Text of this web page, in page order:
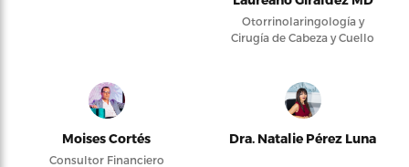
Otorrinolaringología y
Cirugía de Cabeza y Cuello
Moises Cortés
Consultor Financiero
Dra. Natalie Pérez Luna